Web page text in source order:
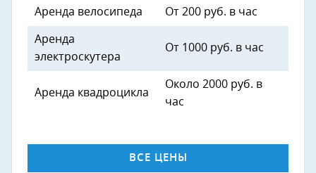
Аренда велосипеда От 200 руб. в час
Аренда
электроскутера
От 1000 руб. в час
Аренда квадроцикла
Около 2000 руб. в
час
ВСЕ ЦЕНЫ